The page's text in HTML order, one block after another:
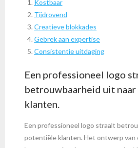
Kostbaar
Tijdrovend
Creatieve blokkades
Gebrek aan expertise
Consistentie uitdaging
Een professioneel logo
betrouwbaarheid uit
klanten.
Een professioneel logo straalt
potentiële klanten. Het ontwerp van